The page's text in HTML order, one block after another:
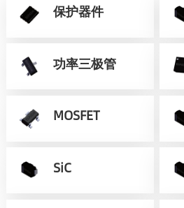
保护器件
功率三极管
MOSFET
SiC